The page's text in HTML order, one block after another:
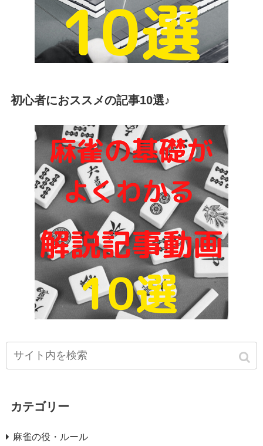
初心者におススメの記事10選♪
カテゴリー
麻雀の役・ルール